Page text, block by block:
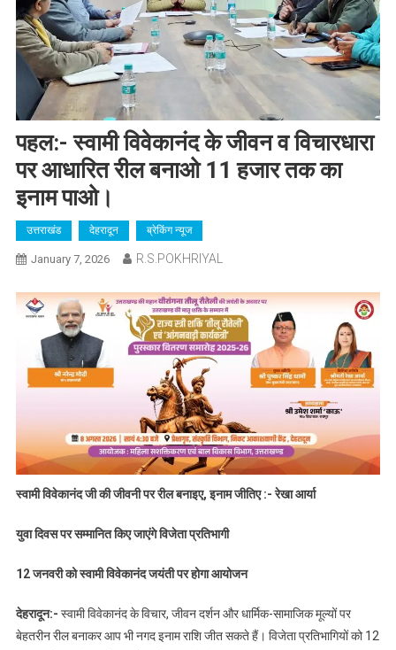
पहल:- स्वामी विवेकानंद के जीवन व विचारधारा
पर आधारित रील बनाओ 11 हजार तक का
इनाम पाओ।
उत्तराखंड देहरादून ब्रेकिंग न्यूज
January 7, 2026 R.S.POKHRIYAL
स्वामी विवेकानंद जी की जीवनी पर रील बनाइए, इनाम जीतिए :- रेखा आर्या
युवा दिवस पर सम्मानित किए जाएंगे विजेता प्रतिभागी
12 जनवरी को स्वामी विवेकानंद जयंती पर होगा आयोजन
देहरादून:- स्वामी विवेकानंद के विचार, जीवन दर्शन और धार्मिक-सामाजिक मूल्यों पर
बेहतरीन रील बनाकर आप भी नगद इनाम राशि जीत सकते हैं। विजेता प्रतिभागियों को 12